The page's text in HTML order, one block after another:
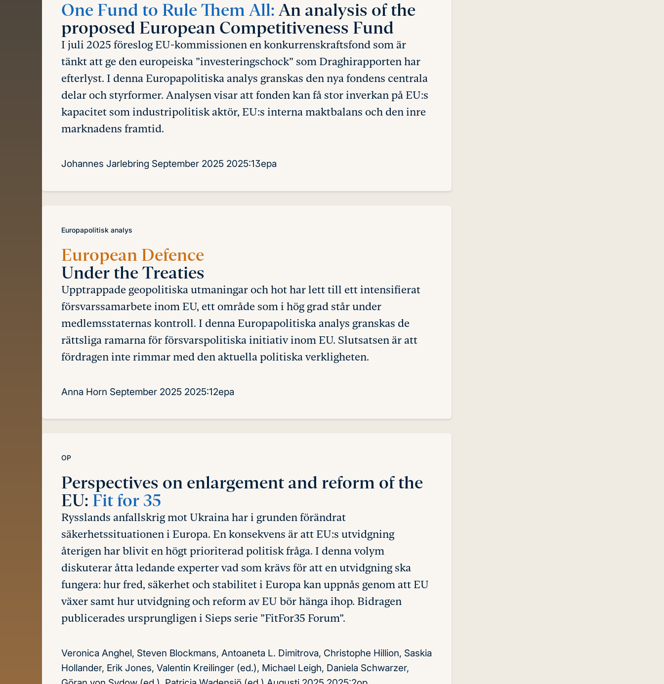
One Fund to Rule Them All: An analysis of the
proposed European Competitiveness Fund
I juli 2025 föreslog EU-kommissionen en konkurrenskraftsfond som är
tänkt att ge den europeiska ”investeringschock” som Draghirapporten har
efterlyst. I denna Europapolitiska analys granskas den nya fondens centrala
delar och styrformer. Analysen visar att fonden kan få stor inverkan på EU:s
kapacitet som industripolitisk aktör, EU:s interna maktbalans och den inre
marknadens framtid.
Johannes Jarlebring September 2025 2025:13epa
Europapolitisk analys
European Defence
Under the Treaties
Upptrappade geopolitiska utmaningar och hot har lett till ett intensifierat
försvarssamarbete inom EU, ett område som i hög grad står under
medlemsstaternas kontroll. I denna Europapolitiska analys granskas de
rättsliga ramarna för försvarspolitiska initiativ inom EU. Slutsatsen är att
fördragen inte rimmar med den aktuella politiska verkligheten.
Anna Horn September 2025 2025:12epa
OP
Perspectives on enlargement and reform of the
EU: Fit for 35
Rysslands anfallskrig mot Ukraina har i grunden förändrat
säkerhetssituationen i Europa. En konsekvens är att EU:s utvidgning
återigen har blivit en högt prioriterad politisk fråga. I denna volym
diskuterar åtta ledande experter vad som krävs för att en utvidgning ska
fungera: hur fred, säkerhet och stabilitet i Europa kan uppnås genom att EU
växer samt hur utvidgning och reform av EU bör hänga ihop. Bidragen
publicerades ursprungligen i Sieps serie ”FitFor35 Forum”.
Veronica Anghel, Steven Blockmans, Antoaneta L. Dimitrova, Christophe Hillion, Saskia
Hollander, Erik Jones, Valentin Kreilinger (ed.), Michael Leigh, Daniela Schwarzer,